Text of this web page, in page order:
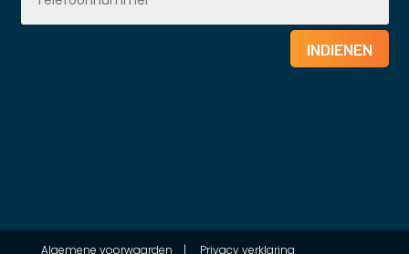
INDIENEN
Algemene voorwaarden | Privacy verklaring